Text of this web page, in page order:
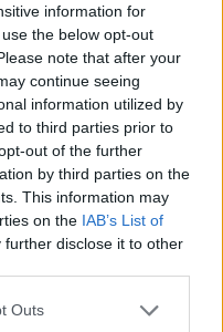
information for
the below opt-out
note that after your
continue seeing
information utilized by
to third parties prior to
out of the further
by third parties on the
This information may
on the IAB’s List of
further disclose it to other
Outs
εκπλήξεις που
το κοινό. Καθώς
παρασύρθηκε από
τον
Αλίκης. Για τα
ήταν μία τολμηρή
όπως και
συνειδητοποιεί
από τον